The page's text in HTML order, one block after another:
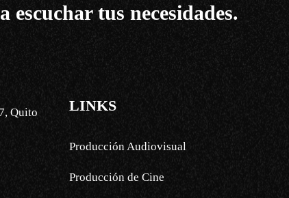
escuchar tus necesidades.
Quito
LINKS
Producción Audiovisual
Producción de Cine